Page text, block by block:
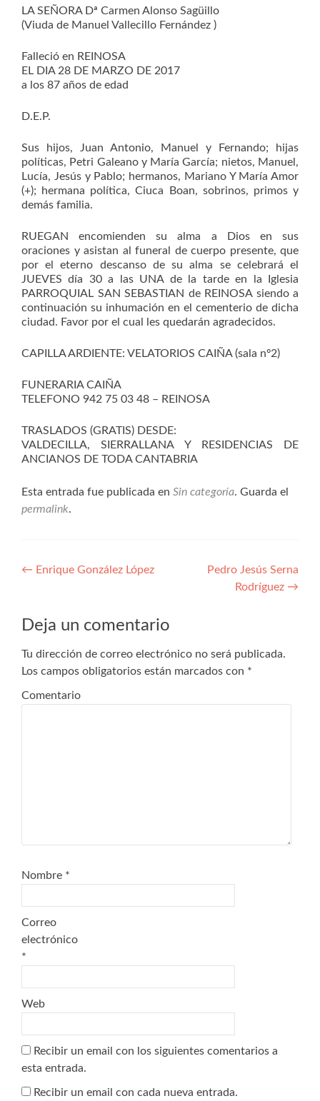
LA SEÑORA Dª Carmen Alonso Sagüillo
(Viuda de Manuel Vallecillo Fernández )
Falleció en REINOSA
EL DIA 28 DE MARZO DE 2017
a los 87 años de edad
D.E.P.
Sus hijos, Juan Antonio, Manuel y Fernando; hijas
políticas, Petri Galeano y María García; nietos, Manuel,
Lucía, Jesús y Pablo; hermanos, Mariano Y María Amor
(+); hermana política, Ciuca Boan, sobrinos, primos y
demás familia.
RUEGAN encomienden su alma a Dios en sus
oraciones y asistan al funeral de cuerpo presente, que
por el eterno descanso de su alma se celebrará el
JUEVES día 30 a las UNA de la tarde en la Iglesia
PARROQUIAL SAN SEBASTIAN de REINOSA siendo a
continuación su inhumación en el cementerio de dicha
ciudad. Favor por el cual les quedarán agradecidos.
CAPILLA ARDIENTE: VELATORIOS CAIÑA (sala nº2)
FUNERARIA CAIÑA
TELEFONO 942 75 03 48 – REINOSA
TRASLADOS (GRATIS) DESDE:
VALDECILLA, SIERRALLANA Y RESIDENCIAS DE
ANCIANOS DE TODA CANTABRIA
Esta entrada fue publicada en Sin categoría. Guarda el
permalink.
Navegación
entradas
← Enrique González López
Pedro Jesús Serna
Rodríguez →
Deja un comentario
Tu dirección de correo electrónico no será publicada.
Los campos obligatorios están marcados con *
Comentario
Nombre *
Correo
electrónico
*
Web
Recibir un email con los siguientes comentarios a
esta entrada.
Recibir un email con cada nueva entrada.